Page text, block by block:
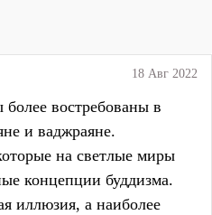
18 Авг 2022
востребованы в
и ваджраяне.
на светлые миры
концепции буддизма.
иллюзия, а наиболее